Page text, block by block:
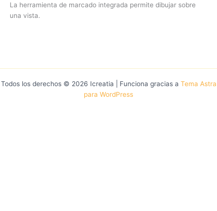
La herramienta de marcado integrada permite dibujar sobre
una vista.
Todos los derechos © 2026 Icreatia | Funciona gracias a Tema Astra
para WordPress